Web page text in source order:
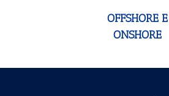
OFFSHORE E
ONSHORE